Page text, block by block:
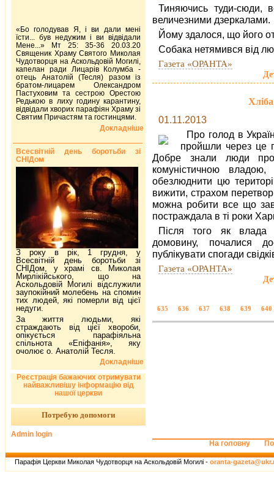
Тиняючись туди-сюди,
величезними дзеркалами.
Йому здалося, що його
Собака нетямився від
Газета «ОРАНТА»
01.11.2013
Про голод в
пройшли через це
Добре знали люди
комуністичною
обезлюднити цю
вижити, страхом
можна робити все що
постраждала в ті роки
Після того як влада
домовину, почалися
публікувати спогади
Газета «ОРАНТА»
635 636 637 638 639 640
«Бо голодував Я, і ви дали мені
їсти... був недужим і ви відвідали
Мене...» Мт 25: 35-36 20.03.20
Священик Храму Святого Миколая
Чудотворця на Аскольдовій Могилі,
капелан ради Лицарів Колумба -
отець Анатолій (Тесля) разом із
братом-лицарем Олександром
Пастуховим та сестрою Орестою
Редькою в лиху годину карантину,
відвідали хворих парафіян Храму зі
Святим Причастям та гостинцями.
Докладніше
Всесвітній день боротьби зі
СНІДом
З року в рік, 1 грудня, у
Всесвітній день боротьби зі
СНІДом, у храмі св. Миколая
Мирлікійського, що на
Аскольдовій Могилі відслужили
заупокійний молебень на спомин
тих людей, які померли від цієї
недуги.
За життя людьми, які
страждають від цієї хвороби,
опікується парафіяльна
спільнота «Епіфанія», яку
очолює о. Анатолій Тесля.
Докладніше
Реєстрація бажаючих отримувати
найважливішу інформацію від
нашої церкви
Потребую допомоги
Admin login
На головну
Парафія Церкви Миколая Чудотворця на Аскольдовій Могилі - oranta-